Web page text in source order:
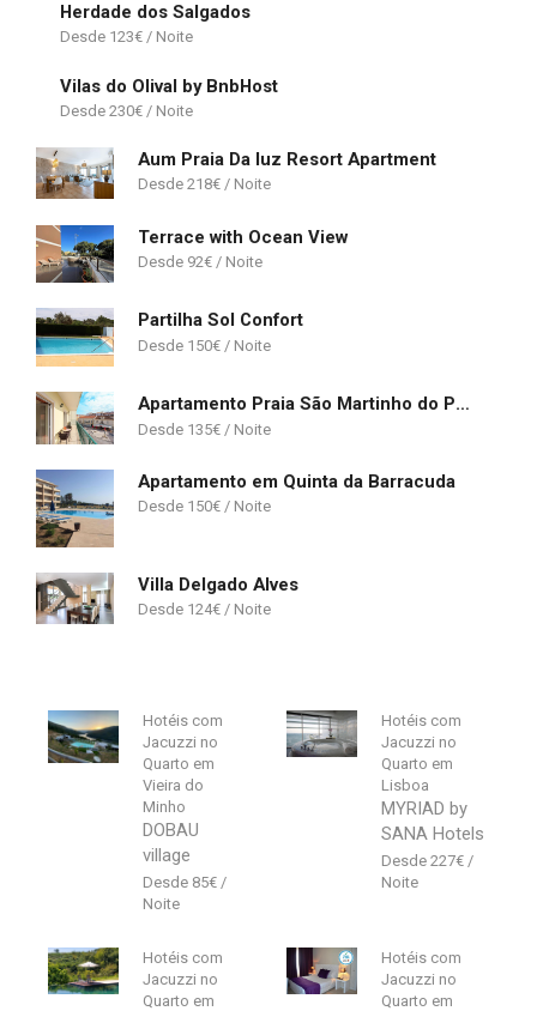
Herdade dos Salgados
123€
Vilas do Olival by BnbHost
230€
Aum Praia Da luz Resort Apartment
218€
Terrace with Ocean View
92€
Partilha Sol Confort
150€
Apartamento Praia São Martinho do Porto
135€
Apartamento em Quinta da Barracuda
150€
Villa Delgado Alves
124€
Hotéis com
Jacuzzi no
Quarto em
Vieira do
Minho
DOBAU
village
85€
Hotéis com
Jacuzzi no
Quarto em
Lisboa
MYRIAD by
SANA Hotels
227€
Hotéis com
Jacuzzi no
Quarto em
Hotéis com
Jacuzzi no
Quarto em